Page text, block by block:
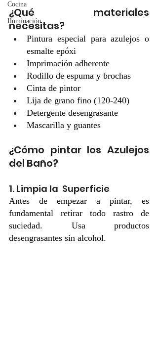
Cocina
Iluminación
¿Qué materiales
necesitas?
Pintura especial para azulejos o
esmalte epóxi
Imprimación adherente
Rodillo de espuma y brochas
Cinta de pintor
Lija de grano fino (120-240)
Detergente desengrasante
Mascarilla y guantes
¿Cómo pintar los Azulejos
del Baño?
1. Limpia la  Superficie
Antes de empezar a pintar, es
fundamental retirar todo rastro de
suciedad. Usa productos
desengrasantes sin alcohol.